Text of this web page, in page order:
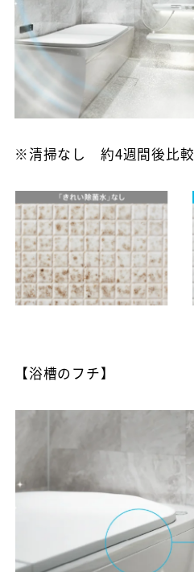
※清掃なし 約4週間後比較
【浴槽のフチ】